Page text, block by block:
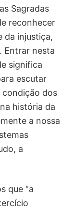
Sagradas
reconhecer
da injustiça,
Entrar nesta
significa
escutar
condição dos
história da
a nossa
a
que “a